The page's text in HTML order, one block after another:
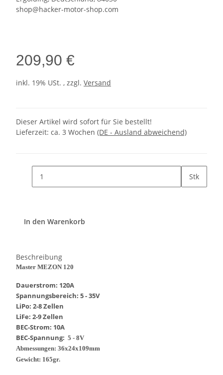
shop@hacker-motor-shop.com
209,90 €
inkl. 19% USt. , zzgl. Versand
Dieser Artikel wird sofort für Sie bestellt!
Lieferzeit: ca. 3 Wochen (DE - Ausland abweichend)
Stk
In den Warenkorb
Beschreibung
Master MEZON 120
Dauerstrom: 120A
Spannungsbereich: 5 - 35V
LiPo: 2-8 Zellen
LiFe: 2-9 Zellen
BEC-Strom: 10A
BEC-Spannung: 5 - 8V
Abmessungen: 36x24x109mm
Gewicht: 165gr.